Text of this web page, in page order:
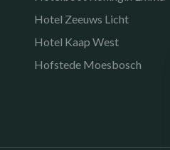
Hotel Zeeuws Licht
Hotel Kaap West
Hofstede Moesbosch